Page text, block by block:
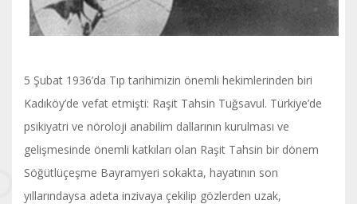
5 Şubat 1936’da Tıp tarihimizin önemli hekimlerinden biri
Kadıköy’de vefat etmişti: Raşit Tahsin Tuğsavul. Türkiye’de
psikiyatri ve nöroloji anabilim dallarının kurulması ve
gelişmesinde önemli katkıları olan Raşit Tahsin bir dönem
Söğütlüçeşme Bayramyeri sokakta, hayatının son
yıllarındaysa adeta inzivaya çekilip gözlerden uzak,